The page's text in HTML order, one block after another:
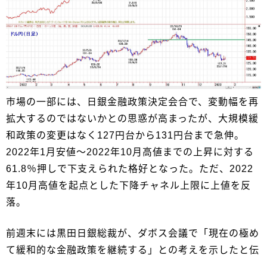
市場の一部には、日銀金融政策決定会合で、変動幅を再
拡大するのではないかとの思惑が高まったが、大規模緩
和政策の変更はなく127円台から131円台まで急伸。
2022年1月安値～2022年10月高値までの上昇に対する
61.8％押しで下支えられた格好となった。ただ、2022
年10月高値を起点とした下降チャネル上限に上値を反
落。
前週末には黒田日銀総裁が、ダボス会議で「現在の極め
て緩和的な金融政策を継続する」との考えを示したと伝